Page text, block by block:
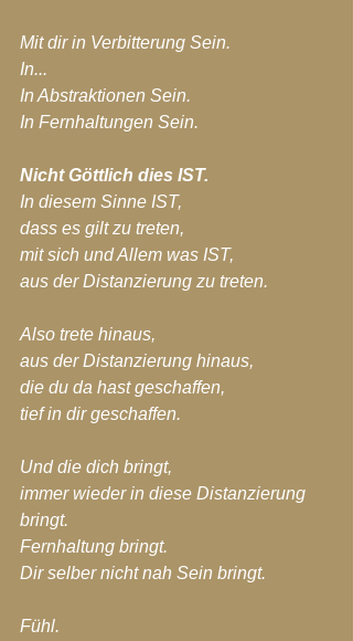
Mit dir in Verbitterung Sein.
In...
In Abstraktionen Sein.
In Fernhaltungen Sein.
Nicht Göttlich dies IST.
In diesem Sinne IST,
dass es gilt zu treten,
mit sich und Allem was IST,
aus der Distanzierung zu treten.
Also trete hinaus,
aus der Distanzierung hinaus,
die du da hast geschaffen,
tief in dir geschaffen.
Und die dich bringt,
immer wieder in diese Distanzierung
bringt.
Fernhaltung bringt.
Dir selber nicht nah Sein bringt.
Fühl.